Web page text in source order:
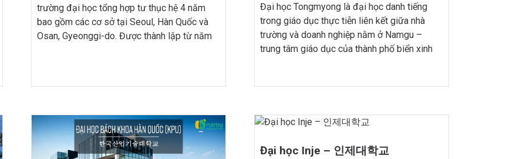
trường đại học tổng hợp tư thục hệ 4 năm
bao gồm các cơ sở tại Seoul, Hàn Quốc và
Osan, Gyeonggi-do. Được thành lập từ năm
Đại học Tongmyong là đại học danh tiếng
trong giáo dục thực tiễn liên kết giữa nhà
trường và doanh nghiệp nằm ở Namgu –
trung tâm giáo dục của thành phố biển xinh
Đại học Inje – 인제대학교